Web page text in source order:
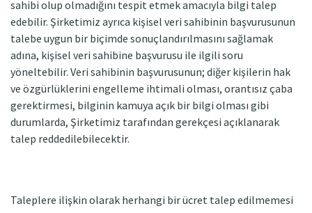
sahibi olup olmadığını tespit etmek amacıyla bilgi talep
edebilir. Şirketimiz ayrıca kişisel veri sahibinin başvurusunun
talebe uygun bir biçimde sonuçlandırılmasını sağlamak
adına, kişisel veri sahibine başvurusu ile ilgili soru
yöneltebilir. Veri sahibinin başvurusunun; diğer kişilerin hak
ve özgürlüklerini engelleme ihtimali olması, orantısız çaba
gerektirmesi, bilginin kamuya açık bir bilgi olması gibi
durumlarda, Şirketimiz tarafından gerekçesi açıklanarak
talep reddedilebilecektir.
Taleplere ilişkin olarak herhangi bir ücret talep edilmemesi